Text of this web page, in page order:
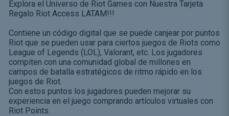
Explora el Universo de Riot Games con Nuestra Tarjeta
Regalo Riot Access LATAM!!!
Contiene un código digital que se puede canjear por puntos
Riot que se pueden usar para ciertos juegos de Riots como
League of Legends (LOL), Valorant, etc. Los jugadores
compiten con una comunidad global de millones en
campos de batalla estratégicos de ritmo rápido en los
juegos de Riot.
Con estos puntos los jugadores pueden mejorar su
experiencia en el juego comprando artículos virtuales con
Riot Points.